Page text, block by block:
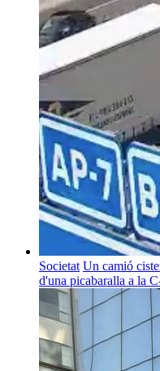
Societat Un camió
d'una picabaralla a la